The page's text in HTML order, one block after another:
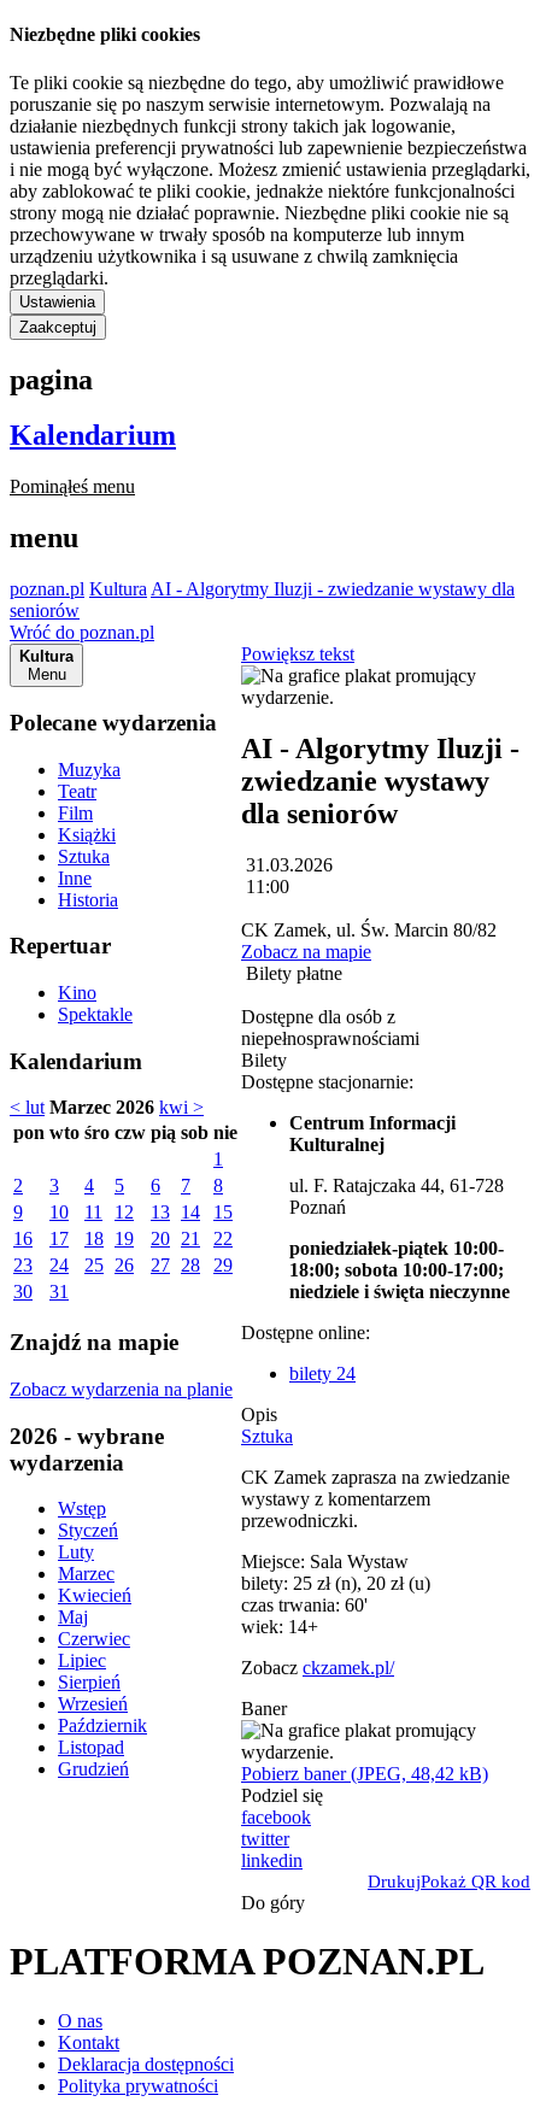
Niezbędne pliki cookies
Te pliki cookie są niezbędne do tego, aby umożliwić prawidłowe
poruszanie się po naszym serwisie internetowym. Pozwalają na
działanie niezbędnych funkcji strony takich jak logowanie,
ustawienia preferencji prywatności lub zapewnienie bezpieczeństwa
i nie mogą być wyłączone. Możesz zmienić ustawienia przeglądarki,
aby zablokować te pliki cookie, jednakże niektóre funkcjonalności
strony mogą nie działać poprawnie. Niezbędne pliki cookie nie są
przechowywane w trwały sposób na komputerze lub innym
urządzeniu użytkownika i są usuwane z chwilą zamknięcia
przeglądarki.
Ustawienia
Zaakceptuj
pagina
Kalendarium
Pominąłeś menu
menu
poznan.pl Kultura AI - Algorytmy Iluzji - zwiedzanie wystawy dla
seniorów
Wróć do poznan.pl
Kultura
Menu
Polecane wydarzenia
Muzyka
Teatr
Film
Książki
Sztuka
Inne
Historia
Repertuar
Kino
Spektakle
Kalendarium
< lut Marzec 2026 kwi >
pon wto śro czw pią sob nie
1
2
3 4 5 6 7
8
9
10 11 12 13 14
15
16
17 18 19 20 21
22
23
24 25 26 27 28
29
30
31
Znajdź na mapie
Zobacz wydarzenia na planie
2026 - wybrane
wydarzenia
Wstęp
Styczeń
Luty
Marzec
Kwiecień
Maj
Czerwiec
Lipiec
Sierpień
Wrzesień
Październik
Listopad
Grudzień
Powiększ tekst
AI - Algorytmy Iluzji -
zwiedzanie wystawy
dla seniorów
31.03.2026
11:00
CK Zamek, ul. Św. Marcin 80/82
Zobacz na mapie
Bilety płatne
Dostępne dla osób z
niepełnosprawnościami
Bilety
Dostępne stacjonarnie:
Centrum Informacji
Kulturalnej
ul. F. Ratajczaka 44, 61-728
Poznań
poniedziałek-piątek 10:00-
18:00; sobota 10:00-17:00;
niedziele i święta nieczynne
Dostępne online:
bilety 24
Opis
Sztuka
CK Zamek zaprasza na zwiedzanie
wystawy z komentarzem
przewodniczki.
Miejsce: Sala Wystaw
bilety: 25 zł (n), 20 zł (u)
czas trwania: 60'
wiek: 14+
Zobacz ckzamek.pl/
Baner
Pobierz baner (JPEG, 48,42 kB)
Podziel się
facebook
twitter
linkedin
DrukujPokaż QR kod
Do góry
PLATFORMA POZNAN.PL
O nas
Kontakt
Deklaracja dostępności
Polityka prywatności